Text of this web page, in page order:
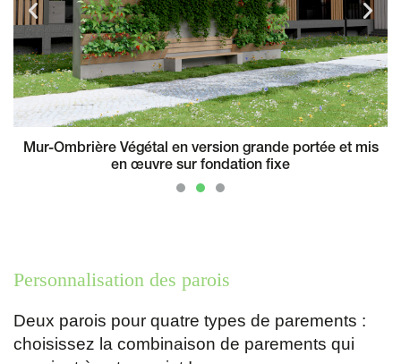
Mur-Ombrière Végétal en version grande portée et mis
en œuvre sur fondation fixe
Personnalisation des parois
Deux parois pour quatre types de parements :
choisissez la combinaison de parements qui